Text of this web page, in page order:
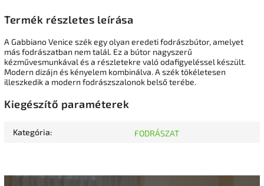
Termék részletes leírása
A Gabbiano Venice szék egy olyan eredeti fodrászbútor, amelyet
más fodrászatban nem talál. Ez a bútor nagyszerű
kézművesmunkával és a részletekre való odafigyeléssel készült.
Modern dizájn és kényelem kombinálva. A szék tökéletesen
illeszkedik a modern fodrászszalonok belső terébe.
Kiegészítő paraméterek
Kategória: FODRÁSZAT